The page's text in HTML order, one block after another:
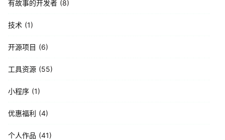
有故事的开发者 8
技术 1
开源项目 6
工具资源 55
小程序 1
优惠福利 4
个人作品 41